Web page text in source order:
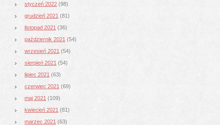
styczeń 2022 (98)
grudzień 2021 (81)
listopad 2021 (36)
październik 2021 (54)
wrzesień 2021 (54)
sierpień 2021 (54)
lipiec 2021 (63)
czerwiec 2021 (69)
maj 2021 (109)
kwiecień 2021 (81)
marzec 2021 (63)